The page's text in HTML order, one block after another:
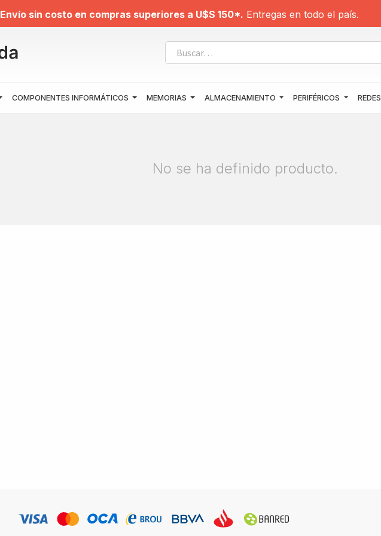
Envío sin costo en compras superiores a U$S 150*. Entregas en todo el país.
COMPONENTES INFORMÁTICOS MEMORIAS ALMACENAMIENTO PERIFÉRICOS REDES
No se ha definido producto.